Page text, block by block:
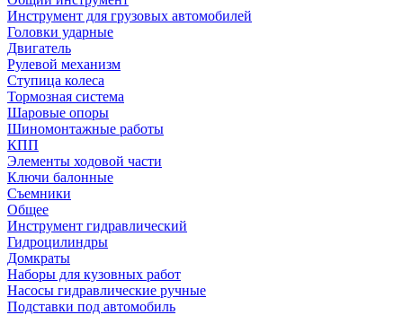
Инструмент для грузовых автомобилей
Головки ударные
Двигатель
Рулевой механизм
Ступица колеса
Тормозная система
Шаровые опоры
Шиномонтажные работы
КПП
Элементы ходовой части
Ключи балонные
Съемники
Общее
Инструмент гидравлический
Гидроцилиндры
Домкраты
Наборы для кузовных работ
Насосы гидравлические ручные
Подставки под автомобиль